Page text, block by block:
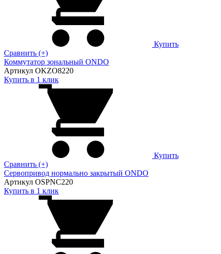
Купить
Сравнить (+)
Коммутатор зональный ONDO
Артикул OKZO8220
Купить в 1 клик
Купить
Сравнить (+)
Сервопривод нормально закрытый ONDO
Артикул OSPNC220
Купить в 1 клик